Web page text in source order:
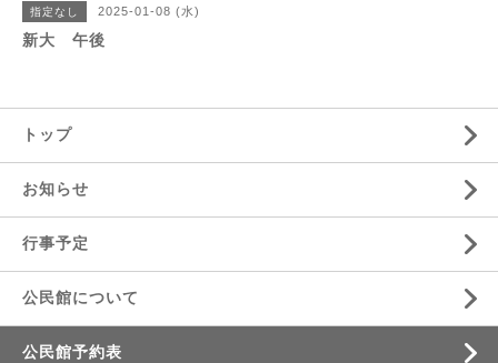
指定なし 2025-01-08 (水)
新大 午後
トップ
お知らせ
行事予定
公民館について
公民館予約表